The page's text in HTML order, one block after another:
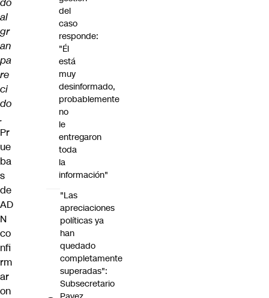
al
gr
an
pa
re
ci
do
.
Pr
ue
ba
s
de
AD
N
co
nfi
rm
ar
on
del
caso
responde:
"Él
está
muy
desinformado,
probablemente
no
le
entregaron
toda
la
información"
"Las
apreciaciones
políticas ya
han
quedado
completamente
superadas":
Subsecretario